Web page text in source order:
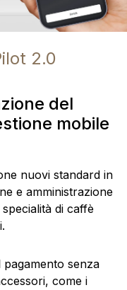
2.0
del
mobile
nuovi standard in
e amministrazione
di caffè
senza
come i